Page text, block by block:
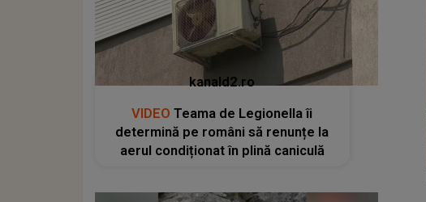
kanald2.ro
VIDEO Teama de Legionella îi
determină pe români să renunțe la
aerul condiționat în plină caniculă